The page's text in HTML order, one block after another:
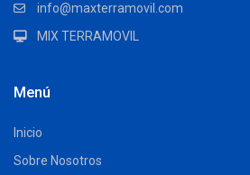
info@maxterramovil.com
MIX TERRAMOVIL
Menú
Inicio
Sobre Nosotros